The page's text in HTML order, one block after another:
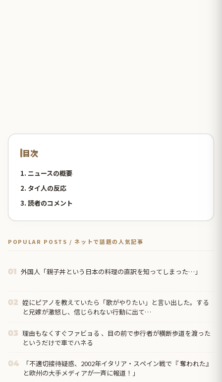
目次
1. ニュースの概要
2. タイ人の反応
3. 読者のコメント
POPULAR POSTS / ネットで話題の人気記事
01 外国人「親子丼という日本の料理の直訳を知ってしまった…」
02 姪にピアノを教えていたら「歌がやりたい」と言い出した。する
と兄嫁が激怒し、信じられない行動に出て…
03 理由もなくすぐファビョる 、目の前で歩行者が横断歩道を渡った
というだけで車でハネる
04
「不適切接待疑惑、2002年イタリア・スペイン戦で『 奪われた』
と欧州の大手メディアが一斉に報道！」